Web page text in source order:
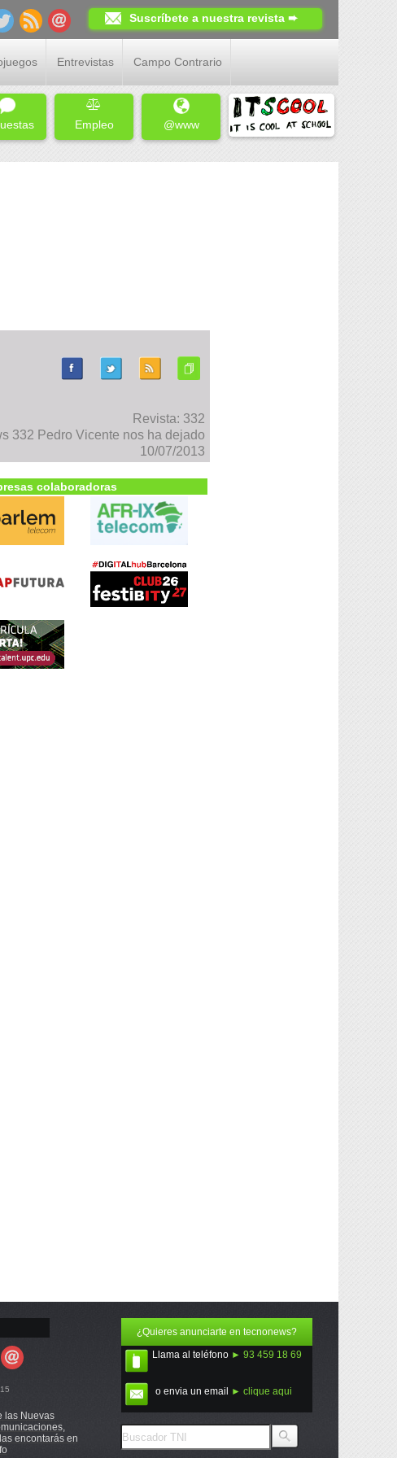
Suscríbete a nuestra revista ➨
Entrevistas Campo Contrario
Empleo @www
Revista: 332
332 Pedro Vicente nos ha dejado
10/07/2013
colaboradoras
las Nuevas
encontarás en
¿Quieres anunciarte en tecnonews?
Llama al teléfono ► 93 459 18 69
o envia un email ► clique aqui